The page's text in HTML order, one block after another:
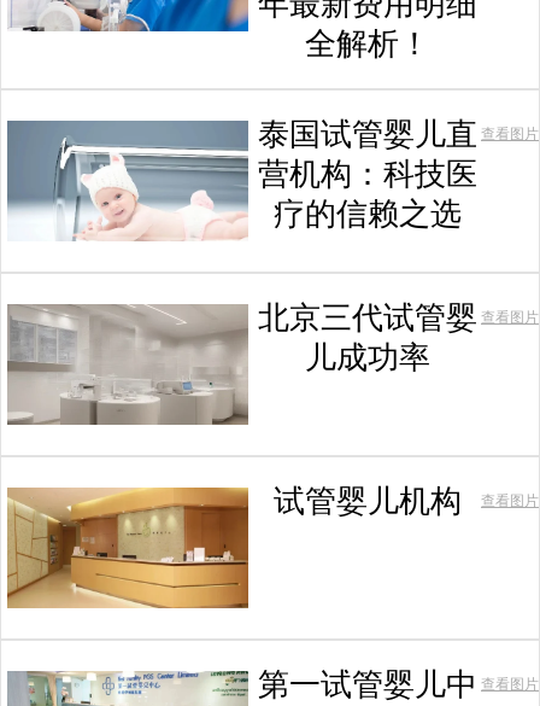
全解析！
泰国试管婴儿直
营机构：科技医
疗的信赖之选
查看图片
北京三代试管婴
儿成功率
查看图片
试管婴儿机构 查看图片
第一试管婴儿中 查看图片